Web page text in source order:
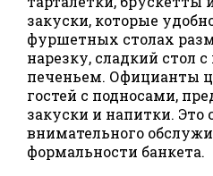
закуски, которые
фуршетных столах
нарезку, сладкий стол
печеньем. Официанты
гостей с подносами,
закуски и напитки.
внимательного
формальности банкета.